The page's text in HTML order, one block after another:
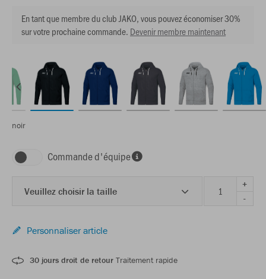
En tant que membre du club JAKO, vous pouvez économiser 30%
sur votre prochaine commande. Devenir membre maintenant
noir
Commande d'équipe
Veuillez choisir la taille
+
-
Personnaliser article
30 jours droit de retour Traitement rapide